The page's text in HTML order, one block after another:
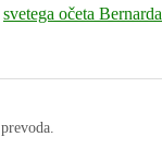
svetega očeta Bernarda